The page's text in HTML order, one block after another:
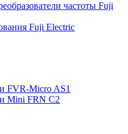
частоты Fuji
Fuji Electric
FVR-Micro AS1
Mini FRN C2